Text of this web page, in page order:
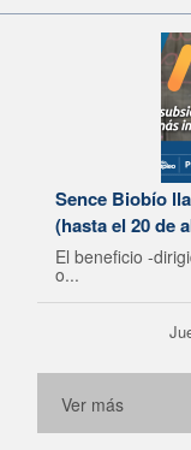
Sence Biobío
(hasta el 20 de
El beneficio -
o...
Ver más